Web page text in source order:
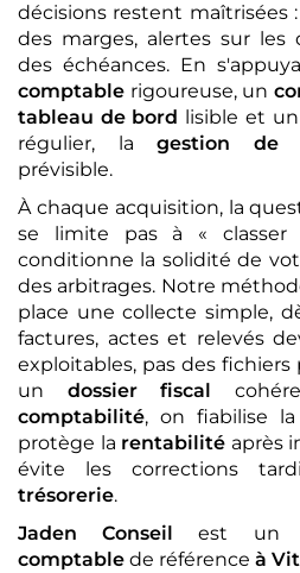
décisions restent maîtrisées
des marges, alertes sur les
des échéances. En
comptable rigoureuse, un
tableau de bord
lisible et un
régulier, lagestion de
prévisible.
À chaque acquisition, la
se limite pas à « classer
conditionne la solidité de
des arbitrages. Notre
place une collecte simple,
factures, actes et relevés
exploitables, pas des
un dossier fiscal
comptabilité, on fiabilise la
protège la rentabilité après
évite les corrections
trésorerie.
Jaden Conseil
est un
comptable de référence à